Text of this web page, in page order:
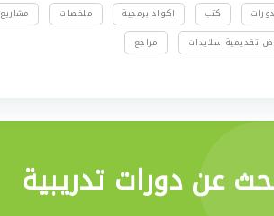
دورات كتب اكواد برمجية ملخصات مشاريع
تقديمية سلايدات مراجع
عن دورات تدريبية